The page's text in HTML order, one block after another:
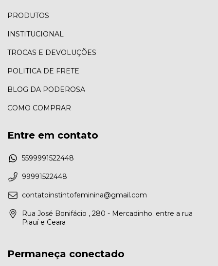
PRODUTOS
INSTITUCIONAL
TROCAS E DEVOLUÇÕES
POLITICA DE FRETE
BLOG DA PODEROSA
COMO COMPRAR
Entre em contato
5599991522448
99991522448
contatoinstintofeminina@gmail.com
Rua José Bonifácio , 280 - Mercadinho. entre a rua
Piauí e Ceara
Permaneça conectado